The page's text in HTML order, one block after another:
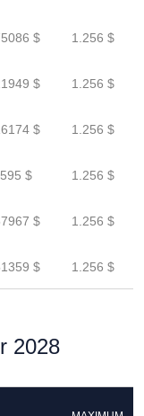
$ 1.256 $
$ 1.256 $
$ 1.256 $
$ 1.256 $
$ 1.256 $
$ 1.256 $
2028